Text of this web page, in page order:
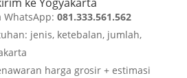
WhatsApp: 081.333.561.562
jenis, ketebalan, jumlah,
harga grosir + estimasi